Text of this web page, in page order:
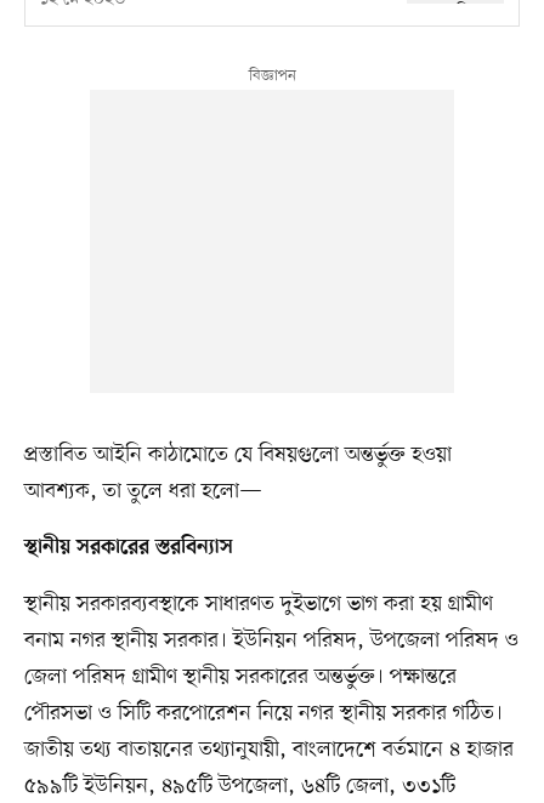
প্রস্তাবিত আইনি কাঠামোতে যে বিষয়গুলো অন্তর্ভুক্ত হওয়া
আবশ্যক, তা তুলে ধরা হলো—
স্থানীয় সরকারের স্তরবিন্যাস
স্থানীয় সরকারব্যবস্থাকে সাধারণত দুইভাগে ভাগ করা হয় গ্রামীণ
বনাম নগর স্থানীয় সরকার। ইউনিয়ন পরিষদ, উপজেলা পরিষদ ও
জেলা পরিষদ গ্রামীণ স্থানীয় সরকারের অন্তর্ভুক্ত। পক্ষান্তরে
পৌরসভা ও সিটি করপোরেশন নিয়ে নগর স্থানীয় সরকার গঠিত।
জাতীয় তথ্য বাতায়নের তথ্যানুযায়ী, বাংলাদেশে বর্তমানে ৪ হাজার
৫৯৯টি ইউনিয়ন, ৪৯৫টি উপজেলা, ৬৪টি জেলা, ৩৩১টি